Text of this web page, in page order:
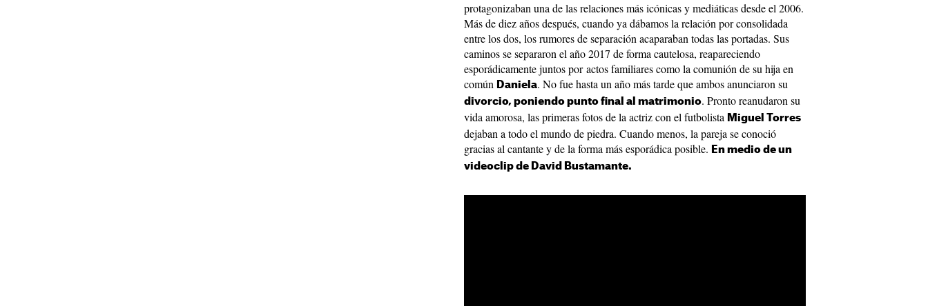
protagonizaban una de las relaciones más icónicas y mediáticas desde el 2006.
Más de diez años después, cuando ya dábamos la relación por consolidada
entre los dos, los rumores de separación acaparaban todas las portadas. Sus
caminos se separaron el año 2017 de forma cautelosa, reapareciendo
esporádicamente juntos por actos familiares como la comunión de su hija en
común Daniela. No fue hasta un año más tarde que ambos anunciaron su
divorcio, poniendo punto final al matrimonio. Pronto reanudaron su
vida amorosa, las primeras fotos de la actriz con el futbolista Miguel Torres
dejaban a todo el mundo de piedra. Cuando menos, la pareja se conoció
gracias al cantante y de la forma más esporádica posible. En medio de un
videoclip de David Bustamante.